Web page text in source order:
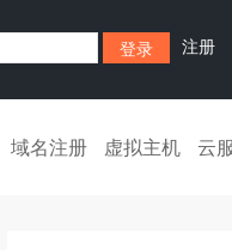
注册
域名注册 虚拟主机 云